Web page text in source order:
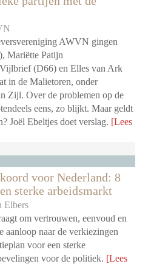
AWVN gingen
Mariëtte Patijn
(D66) en Elles van Ark
in de Malietoren, onder
Zijl. Over de problemen op de
eens, zo blijkt. Maar geldt
Joël Ebeltjes doet verslag. [Lees
voor Nederland: 8
sterke arbeidsmarkt
Elbers
om vertrouwen, eenvoud en
aanloop naar de verkiezingen
voor een sterke
voor de politiek. [Lees